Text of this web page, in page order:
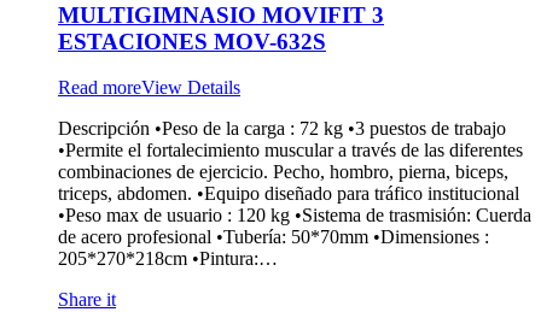
MULTIGIMNASIO MOVIFIT 3
ESTACIONES MOV-632S
Read moreView Details
Descripción •Peso de la carga : 72 kg •3 puestos de trabajo
•Permite el fortalecimiento muscular a través de las diferentes
combinaciones de ejercicio. Pecho, hombro, pierna, biceps,
triceps, abdomen. •Equipo diseñado para tráfico institucional
•Peso max de usuario : 120 kg •Sistema de trasmisión: Cuerda
de acero profesional •Tubería: 50*70mm •Dimensiones :
205*270*218cm •Pintura:…
Share it